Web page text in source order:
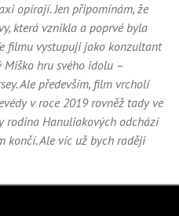
opírají. Jen připomínám, že
která vznikla a poprvé byla
filmu vystupuji jako konzultant
Miško hru svého idolu –
Ale především, film vrcholí
v roce 2019 rovněž tady ve
rodina Hanuliakových odchází
končí. Ale víc už bych raději